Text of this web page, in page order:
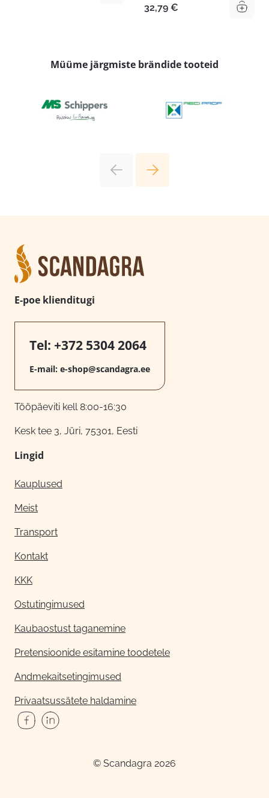
32,79 €
Müüme järgmiste brändide tooteid
E-poe klienditugi
Tel: +372 5304 2064
E-mail: e-shop@scandagra.ee
Tööpäeviti kell 8:00-16:30
Kesk tee 3, Jüri, 75301, Eesti
Lingid
Kauplused
Meist
Transport
Kontakt
KKK
Ostutingimused
Kaubaostust taganemine
Pretensioonide esitamine toodetele
Andmekaitsetingimused
Privaatsussätete haldamine
© Scandagra 2026